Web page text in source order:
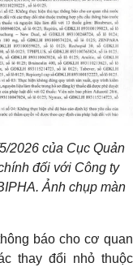
2026 của Cục Quản
đối với Công ty
Ảnh chụp màn
báo cho cơ quan
thay đổi nhỏ thuộc